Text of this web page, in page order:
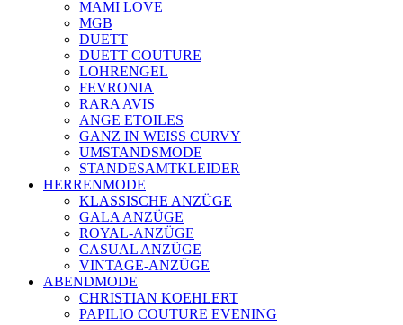
MAMI LOVE
MGB
DUETT
DUETT COUTURE
LOHRENGEL
FEVRONIA
RARA AVIS
ANGE ETOILES
GANZ IN WEISS CURVY
UMSTANDSMODE
STANDESAMTKLEIDER
HERRENMODE
KLASSISCHE ANZÜGE
GALA ANZÜGE
ROYAL-ANZÜGE
CASUAL ANZÜGE
VINTAGE-ANZÜGE
ABENDMODE
CHRISTIAN KOEHLERT
PAPILIO COUTURE EVENING